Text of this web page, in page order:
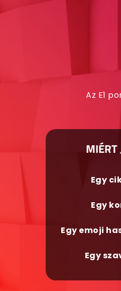
Az E1
MIÉRT
Egy
Egy
Egy emoji
Egy